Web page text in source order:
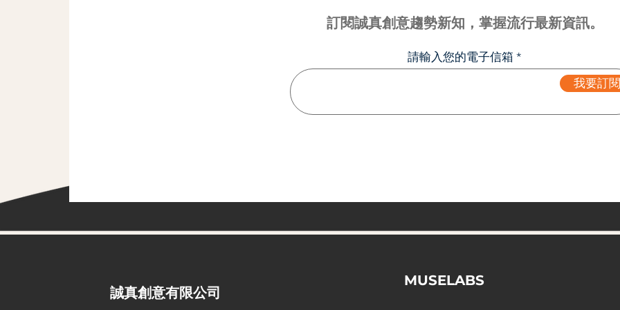
訂閱誠真創意趨勢新知，掌握流行最新資訊。
請輸入您的電子信箱
我要訂閱
​誠真創意有限公司
MUSELABS